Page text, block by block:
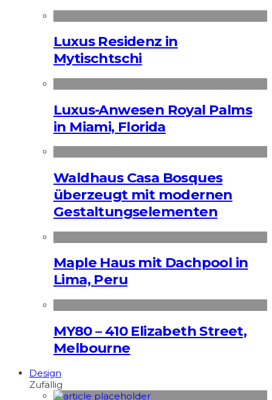
Luxus Residenz in
Mytischtschi
Luxus-Anwesen Royal Palms
in Miami, Florida
Waldhaus Casa Bosques
überzeugt mit modernen
Gestaltungselementen
Maple Haus mit Dachpool in
Lima, Peru
MY80 – 410 Elizabeth Street,
Melbourne
Design
Zufällig